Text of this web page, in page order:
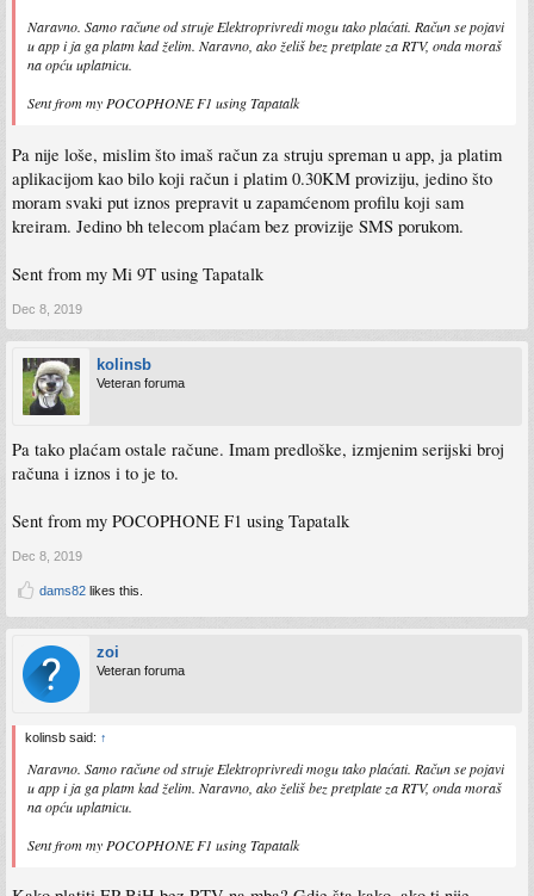
Naravno. Samo račune od struje Elektroprivredi mogu tako plaćati. Račun se pojavi
u app i ja ga platm kad želim. Naravno, ako želiš bez pretplate za RTV, onda moraš
na opću uplatnicu.
Sent from my POCOPHONE F1 using Tapatalk
Pa nije loše, mislim što imaš račun za struju spreman u app, ja platim
aplikacijom kao bilo koji račun i platim 0.30KM proviziju, jedino što
moram svaki put iznos prepravit u zapamćenom profilu koji sam
kreiram. Jedino bh telecom plaćam bez provizije SMS porukom.
Sent from my Mi 9T using Tapatalk
Dec 8, 2019
kolinsb
Veteran foruma
Pa tako plaćam ostale račune. Imam predloške, izmjenim serijski broj
računa i iznos i to je to.
Sent from my POCOPHONE F1 using Tapatalk
Dec 8, 2019
dams82 likes this.
zoi
Veteran foruma
kolinsb said: ↑
Naravno. Samo račune od struje Elektroprivredi mogu tako plaćati. Račun se pojavi
u app i ja ga platm kad želim. Naravno, ako želiš bez pretplate za RTV, onda moraš
na opću uplatnicu.
Sent from my POCOPHONE F1 using Tapatalk